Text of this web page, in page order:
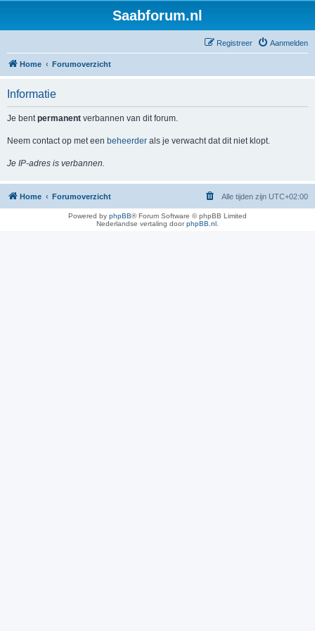
Saabforum.nl
Aanmelden
Registreer
Home Forumoverzicht
Informatie
Je bentpermanent verbannen van dit forum.
Neem contact op met een beheerder als je verwacht dat dit niet klopt.
Je IP-adres is verbannen.
Home Forumoverzicht Alle tijden zijn UTC+02:00
Powered by phpBB® Forum Software © phpBB Limited
Nederlandse vertaling doorphpBB.nl